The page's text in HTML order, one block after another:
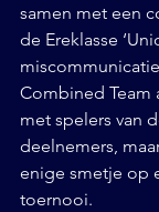
samen met een
de Ereklasse
Combined Team
met spelers van
deelnemers,
enige smetje op
toernooi.